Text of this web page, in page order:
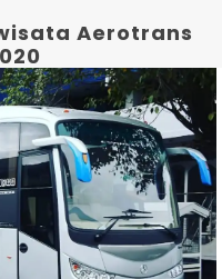
Aerotrans